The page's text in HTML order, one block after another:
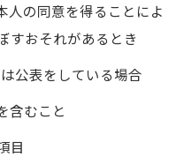
人の同意を得ることによ
すおそれがあるとき
公表をしている場合
含むこと
目